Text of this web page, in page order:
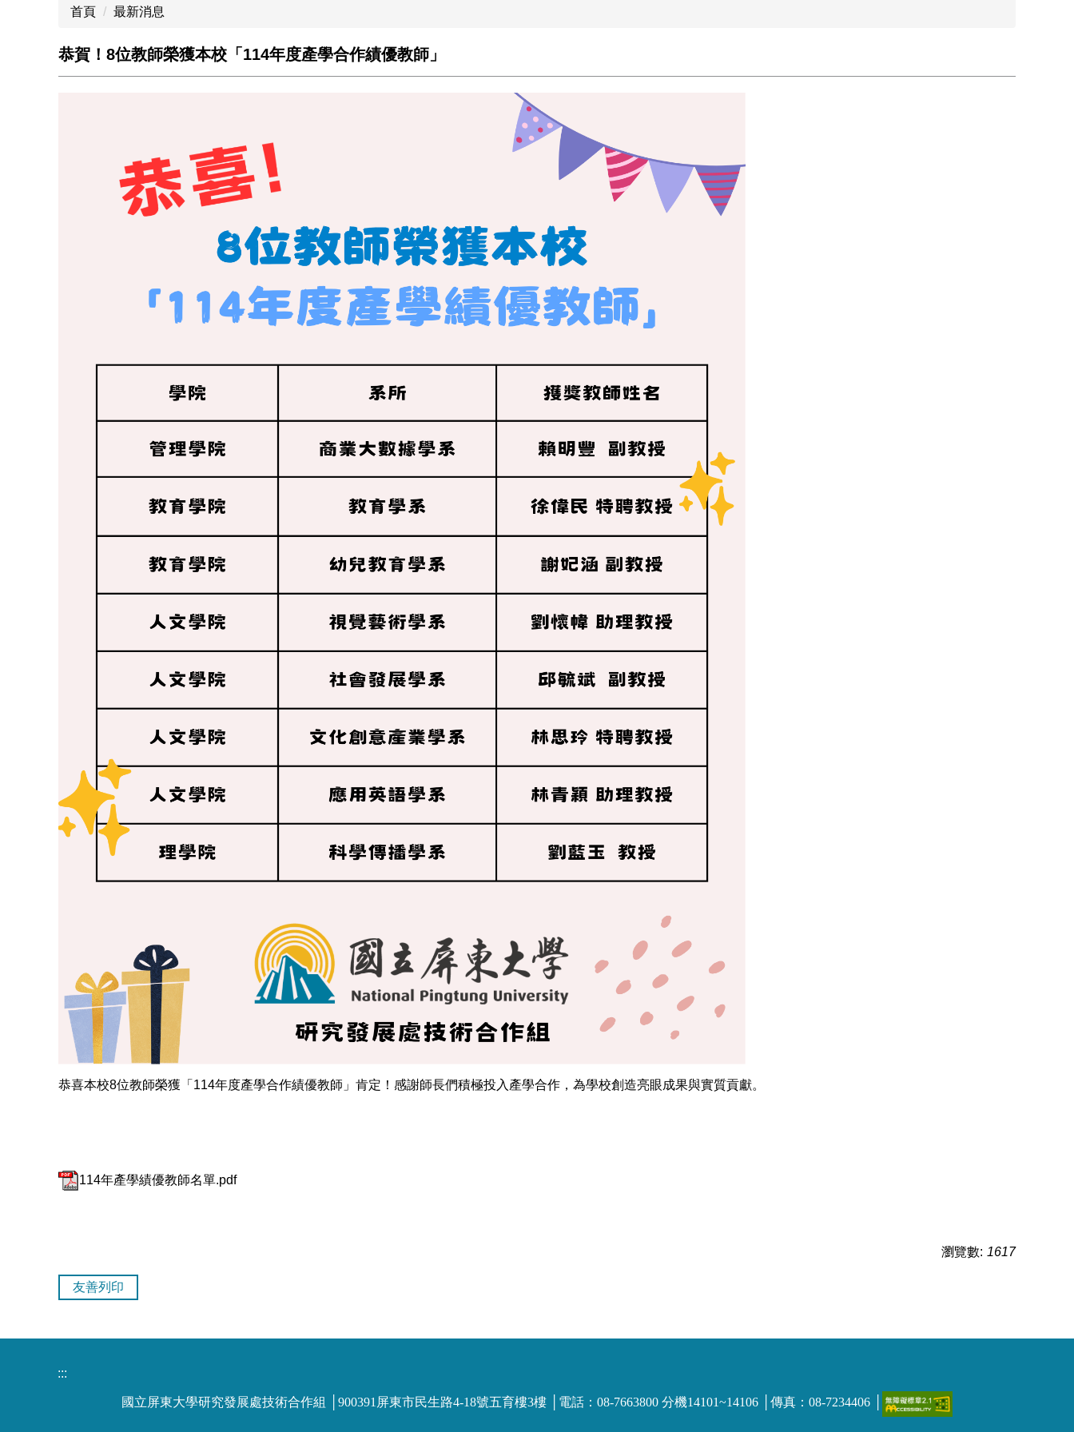
首頁 最新消息
恭賀！8位教師榮獲本校「114年度產學合作績優教師」
恭喜本校8位教師榮獲「114年度產學合作績優教師」肯定！感謝師長們積極投入產學合作，為學校創造亮眼成果與實質貢獻。
114年產學績優教師名單.pdf
瀏覽數: 1617
友善列印
:::
國立屏東大學研究發展處技術合作組 │900391屏東市民生路4-18號五育樓3樓 │電話：08-7663800 分機14101~14106 │傳真：08-7234406 │